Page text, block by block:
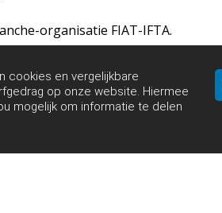
organisatie FIAT-IFTA.
cookies en vergelijkbare
op onze website. Hiermee
mogelijk om informatie te delen